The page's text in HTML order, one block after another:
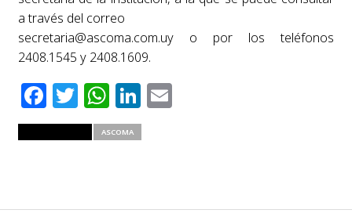
a través del correo
secretaria@ascoma.com.uyo por los teléfonos
2408.1545 y 2408.1609.
Facebook
Twitter
WhatsApp
LinkedIn
Email
ASCOMA